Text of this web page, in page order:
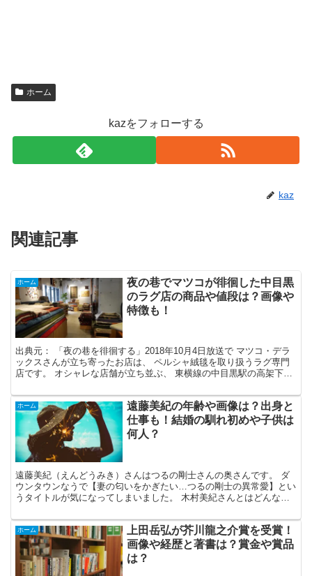
ホーム
kazをフォローする
kaz
関連記事
ホーム
夜の巷でマツコが徘徊した中目黒
のラグ店の商品や値段は？画像や
特徴も！
出典元： 「夜の巷を徘徊する」2018年10月4日放送で マツコ・デラ
ックスさんが立ち寄ったお店は、 ペルシャ絨毯を取り扱うラグ専門
店です。 オシャレな店舗が立ち並ぶ、 東横線の中目黒駅の高架下を
ホーム
遠藤美紀の年齢や画像は？出身と
仕事も！結婚の馴れ初めや子供は
何人？
遠藤美紀（えんどうみき）さんはつるの剛士さんの奥さんです。 ダ
ウンタウンなうで【妻の匂いをかぎたい…つるの剛士の異常愛】とい
うタイトルが気になってしまいました。 木村美紀さんとはどんな奥
ホーム
上田岳弘が芥川龍之介賞を受賞！
画像や経歴と著書は？賞金や賞品
は？